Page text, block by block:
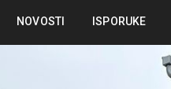
NOVOSTI ISPORUKE